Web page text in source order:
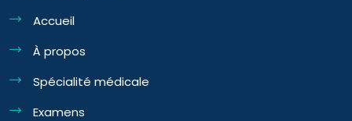
Accueil
À propos
Spécialité médicale
Examens